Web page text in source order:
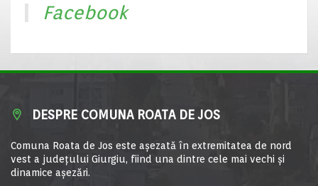
Facebook
DESPRE COMUNA ROATA DE JOS
Comuna Roata de Jos este aşezată în extremitatea de nord
vest a judeţului Giurgiu, fiind una dintre cele mai vechi şi
dinamice aşezări.